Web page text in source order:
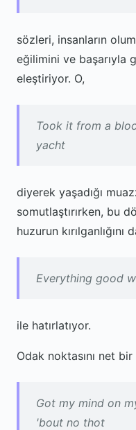
sözleri, insanların
eğilimini ve başarıyla
eleştiriyor. O,
Took it from a
yacht
diyerek yaşadığı
somutlaştırırken, bu
huzurun kırılganlığını
Everything good
ile hatırlatıyor.
Odak noktasını net
Got my mind on
'bout no thot